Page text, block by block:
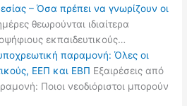
– Όσα πρέπει να γνωρίζουν οι
θεωρούνται ιδιαίτερα
εκπαιδευτικούς…
υποχρεωτική παραμονή: Όλες οι
ΕΕΠ και ΕΒΠ Εξαιρέσεις από
Ποιοι νεοδιόριστοι μπορούν